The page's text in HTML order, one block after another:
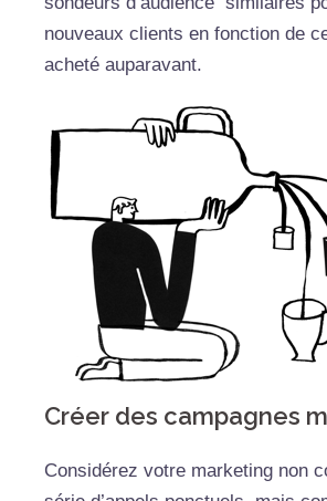
nouveaux clients en fonction de
acheté auparavant.
Créer des campagnes
Considérez votre marketing non